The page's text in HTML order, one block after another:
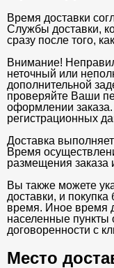
Время доставки
Службы доставки,
сразу после того,
Внимание!
неточный или
дополнительной
проверяйте Ваши
оформлении
регистрационных
Доставка
Время
размещения заказа
Вы также можете
доставки, и
время. Иное время
населенные пункты
договоренности с
Место